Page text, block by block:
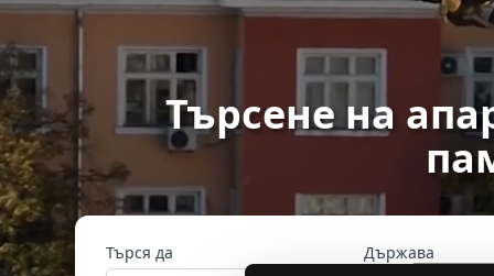
Търсене на
Търся да Държава